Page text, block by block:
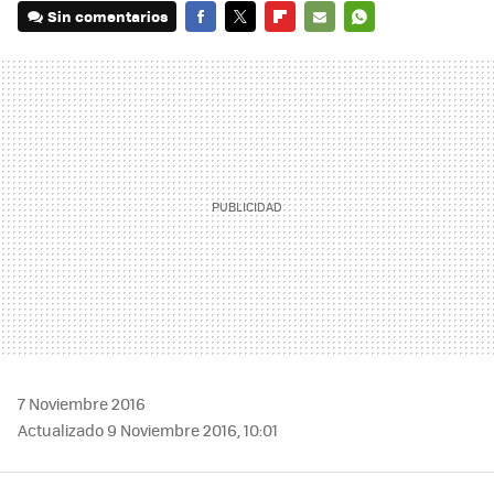
Sin comentarios
MAIL
7 Noviembre 2016
Actualizado 9 Noviembre 2016, 10:01